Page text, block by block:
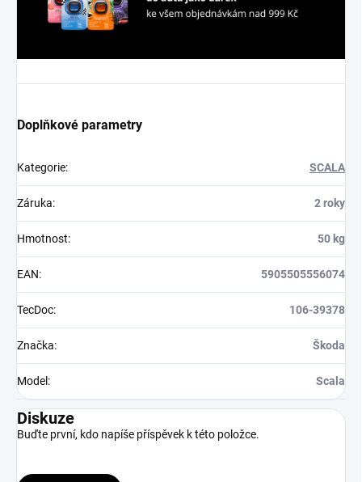
Doplňkové parametry
Kategorie: SCALA
Záruka: 2 roky
Hmotnost: 50 kg
EAN: 5905505556074
TecDoc: 106-39378
Značka: Škoda
Model : Scala
Diskuze
Buďte první, kdo napíše příspěvek k této položce.